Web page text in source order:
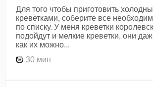
Для того чтобы приготовить
креветками, соберите все
по списку. У меня креветки
подойдут и мелкие креветки, они
как их можно...
30 мин